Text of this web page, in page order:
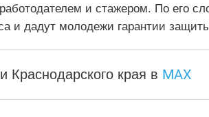
и стажером. По его
и дадут молодежи гарантии
Краснодарского края в MAX